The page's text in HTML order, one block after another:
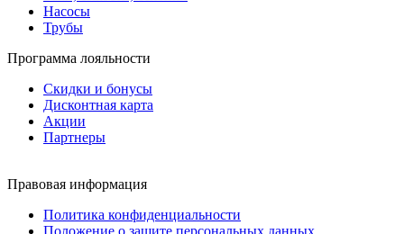
Насосы
Трубы
Программа лояльности
Скидки и бонусы
Дисконтная карта
Акции
Партнеры
Правовая информация
Политика конфиденциальности